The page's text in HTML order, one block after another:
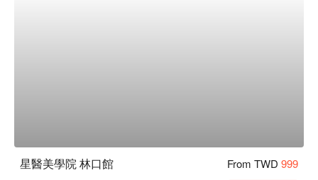
星醫美學院 林口館 From TWD 999